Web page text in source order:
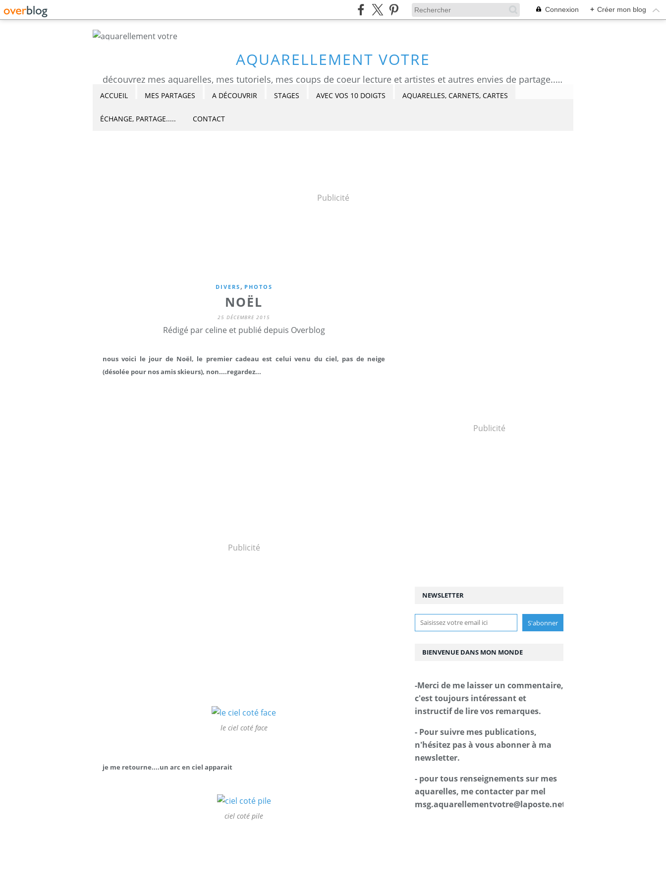
Connexion + Créer mon blog
AQUARELLEMENT VOTRE
découvrez mes aquarelles, mes tutoriels, mes coups de coeur lecture et artistes et autres envies de partage....Céline Castaingt-T.
ACCUEIL MES PARTAGES A DÉCOUVRIR STAGES AVEC VOS 10 DOIGTS AQUARELLES, CARNETS, CARTES
ÉCHANGE, PARTAGE..... CONTACT
Publicité
DIVERS , PHOTOS
NOËL
25 DÉCEMBRE 2015
Rédigé par celine et publié depuis Overblog
nous voici le jour de Noël, le premier cadeau est celui venu du ciel, pas de neige
(désolée pour nos amis skieurs), non....regardez...
Publicité
le ciel coté face
je me retourne....un arc en ciel apparait
ciel coté pile
Publicité
NEWSLETTER
BIENVENUE DANS MON MONDE
-Merci de me laisser un commentaire,
c'est toujours intéressant et
instructif de lire vos remarques.
- Pour suivre mes publications,
n'hésitez pas à vous abonner à ma
newsletter.
- pour tous renseignements sur mes
aquarelles, me contacter par mel
msg.aquarellementvotre@laposte.net